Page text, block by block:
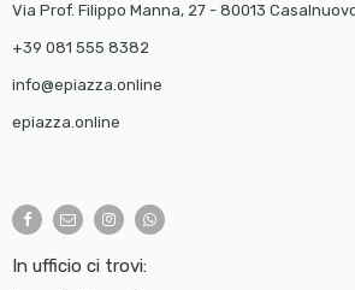
Via Prof. Filippo Manna, 27 - 80013
+39 081 555 8382
info@epiazza.online
epiazza.online
In ufficio ci trovi: